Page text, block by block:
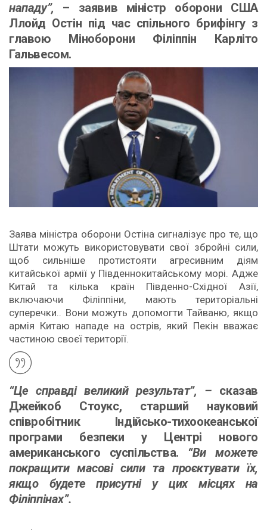
нападу”, – заявив міністр оборони США
Ллойд Остін під час спільного брифінгу з
главою Міноборони Філіппін Карліто
Гальвесом.
Заява міністра оборони Остіна сигналізує про те, що
Штати можуть використовувати свої збройні сили,
щоб сильніше протистояти агресивним діям
китайської армії у Південнокитайському морі. Адже
Китай та кілька країн Південно-Східної Азії,
включаючи Філіппіни, мають територіальні
суперечки.. Вони можуть допомогти Тайваню, якщо
армія Китаю нападе на острів, який Пекін вважає
частиною своєї території.
“Це справді великий результат”, – сказав
Джейкоб Стоукс, старший науковий
співробітник Індійсько-тихоокеанської
програми безпеки у Центрі нового
американського суспільства. “Ви можете
покращити масові сили та проєктувати їх,
якщо будете присутні у цих місцях на
Філіппінах”.